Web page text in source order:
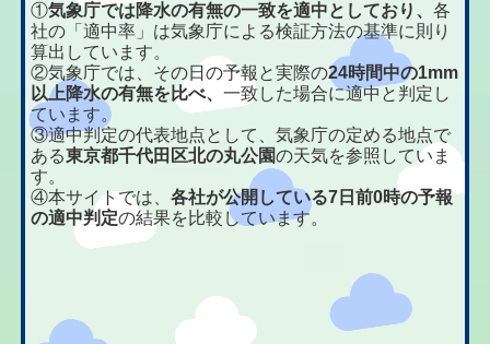
①気象庁では降水の有無の一致を適中としており、各
社の「適中率」は気象庁による検証方法の基準に則り
算出しています。
②気象庁では、その日の予報と実際の24時間中の1mm
以上降水の有無を比べ、一致した場合に適中と判定し
ています。
③適中判定の代表地点として、気象庁の定める地点で
ある東京都千代田区北の丸公園の天気を参照していま
す。
④本サイトでは、各社が公開している7日前0時の予報
の適中判定の結果を比較しています。